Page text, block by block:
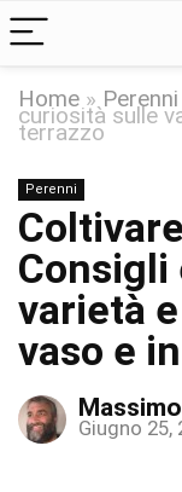
Home » Perenni
curiosità sulle
terrazzo
Perenni
Consigli
varietà
vaso e
Giugno 25,